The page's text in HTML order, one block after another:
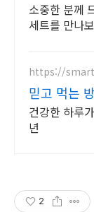
소중한 분께
세트를 만나
https://
믿고 먹는
건강한 하루
년
2